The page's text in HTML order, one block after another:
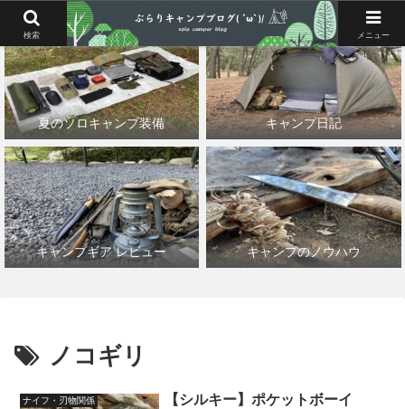
夏のソロキャンプ装備 キャンプ日記
キャンプギア レビュー キャンプのノウハウ
ノコギリ
ナイフ・刃物関係
【シルキー】ポケットボーイ
検索 メニュー